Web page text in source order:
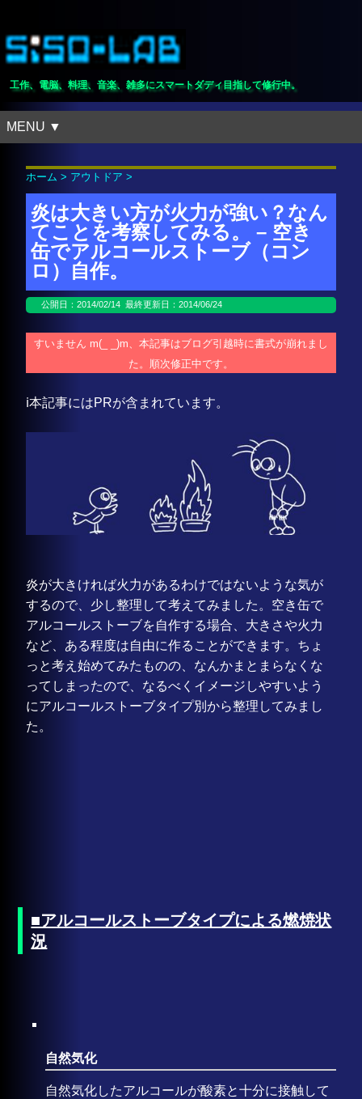
工作、電脳、料理、音楽、雑多にスマートダディ目指して修行中。
MENU ▼
ホーム > アウトドア >
炎は大きい方が火力が強い？なん
てことを考察してみる。 – 空き
缶でアルコールストーブ（コン
ロ）自作。
公開日：2014/02/14 最終更新日：2014/06/24
すいません m(_ _)m、本記事はブログ引越時に書式が崩れまし
た。順次修正中です。
ℹ️本記事にはPRが含まれています。
炎が大きければ火力があるわけではないような気が
するので、少し整理して考えてみました。空き缶で
アルコールストーブを自作する場合、大きさや火力
など、ある程度は自由に作ることができます。ちょ
っと考え始めてみたものの、なんかまとまらなくな
ってしまったので、なるべくイメージしやすいよう
にアルコールストーブタイプ別から整理してみまし
た。
■アルコールストーブタイプによる燃焼状
況
自然気化
自然気化したアルコールが酸素と十分に接触して